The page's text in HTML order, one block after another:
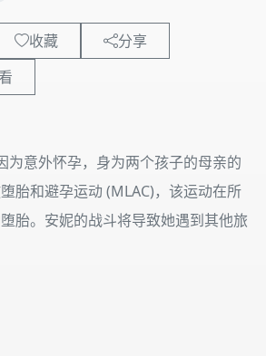
收藏
分享
意外怀孕，身为两个孩子的母亲的
胎和避孕运动 (MLAC)，该运动在所
胎。安妮的战斗将导致她遇到其他旅